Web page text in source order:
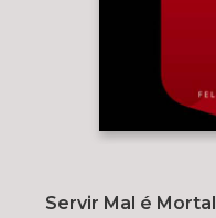
Servir Mal é Mortal